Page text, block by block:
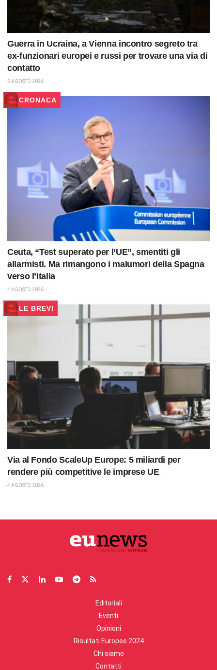
Guerra in Ucraina, a Vienna incontro segreto tra
ex-funzionari europei e russi per trovare una via di
contatto
5 AGOSTO 2026
CRONACA
Ceuta, “Test superato per l’UE”, smentiti gli
allarmisti. Ma rimangono i malumori della Spagna
verso l’Italia
4 AGOSTO 2026
LE BREVI
Via al Fondo ScaleUp Europe: 5 miliardi per
rendere più competitive le imprese UE
4 AGOSTO 2026
Editoriali
Eventi
Opinioni
Risultati Europee 2024
Chi siamo
Contatti